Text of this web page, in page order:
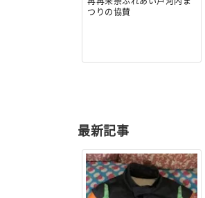
つりの協賛
最新記事